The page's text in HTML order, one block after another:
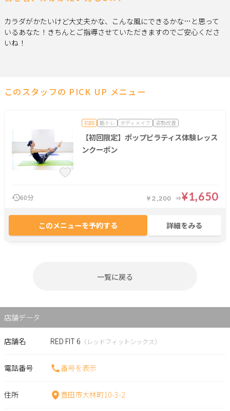
カラダがかたいけど大丈夫かな、こんな風にできるかな…と思って
いるあなた！きちんとご指導させていただきますのでご安心くださ
いね！
このスタッフの PICK UP メニュー
初回 筋トレ ボディメイク 姿勢改善
【初回限定】ポップピラティス体験レッス
ンクーポン
60分 ￥2,200 ¥1,650
このメニューを予約する 詳細をみる
一覧に戻る
店舗データ
店舗名 RED FIT 6 （レッドフィットシックス）
電話番号 番号を表示
住所 豊田市大林町10-3-2